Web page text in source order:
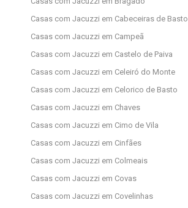
Casas com Jacuzzi em Cabeceiras de Basto
Casas com Jacuzzi em Campeã
Casas com Jacuzzi em Castelo de Paiva
Casas com Jacuzzi em Celeiró do Monte
Casas com Jacuzzi em Celorico de Basto
Casas com Jacuzzi em Chaves
Casas com Jacuzzi em Cimo de Vila
Casas com Jacuzzi em Cinfães
Casas com Jacuzzi em Colmeais
Casas com Jacuzzi em Covas
Casas com Jacuzzi em Covelinhas